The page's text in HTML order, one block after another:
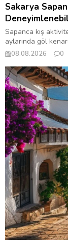
Sakarya
Sapanca kış
aylarında göl
08.08.2026 0